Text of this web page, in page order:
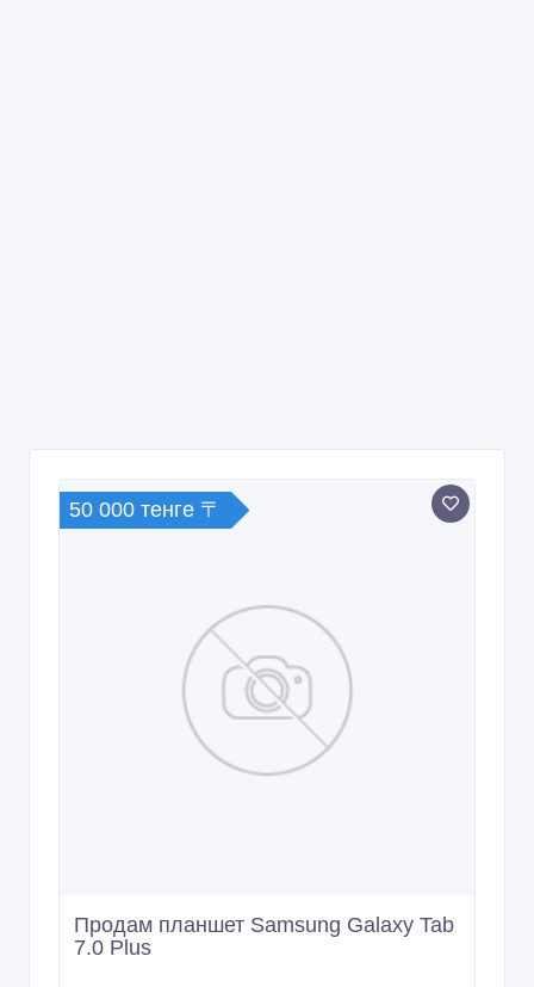
50 000 тенге 〒
Продам планшет Samsung Galaxy Tab
7.0 Plus